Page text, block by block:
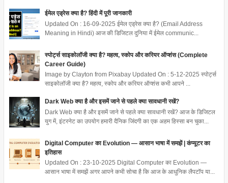
ईमेल एड्रेस क्या है? हिंदी में पूरी जानकारी
Updated On : 16-09-2025 ईमेल एड्रेस क्या है? (Email Address
Meaning in Hindi) आज की डिजिटल दुनिया में ईमेल communic...
स्पोर्ट्स साइकोलॉजी क्या है? महत्व, स्कोप और करियर ऑप्शंस (Complete
Career Guide)
Image by Clayton from Pixabay Updated On : 5-12-2025 स्पोर्ट्स
साइकोलॉजी क्या है? महत्व, स्कोप और करियर ऑप्शंस कभी आपने ...
Dark Web क्या है और इसमें जाने से पहले क्या सावधानी रखें?
Dark Web क्या है और इसमें जाने से पहले क्या सावधानी रखें? आज के डिजिटल
युग में, इंटरनेट का उपयोग हमारी दैनिक जिंदगी का एक अहम हिस्सा बन चुका...
Digital Computer का Evolution — आसान भाषा में समझें | कंप्यूटर का
इतिहास
Updated On : 23-10-2025 Digital Computer का Evolution —
आसान भाषा में समझें अगर आपने कभी सोचा है कि आज के आधुनिक लैपटॉप या...